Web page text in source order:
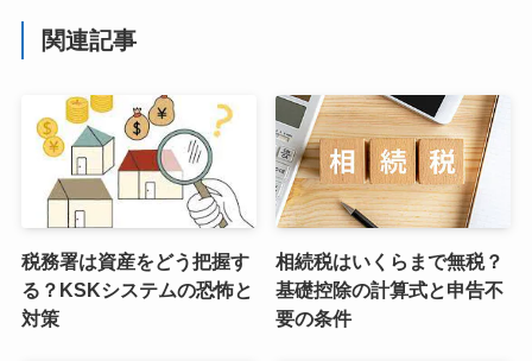
関連記事
税務署は資産をどう把握す
る？KSKシステムの恐怖と
対策
相続税はいくらまで無税？
基礎控除の計算式と申告不
要の条件